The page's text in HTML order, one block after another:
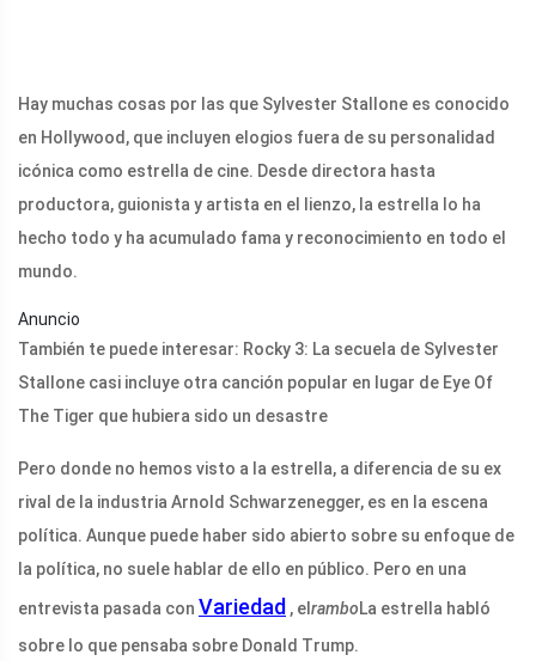
Hay muchas cosas por las que Sylvester Stallone es conocido
en Hollywood, que incluyen elogios fuera de su personalidad
icónica como estrella de cine. Desde directora hasta
productora, guionista y artista en el lienzo, la estrella lo ha
hecho todo y ha acumulado fama y reconocimiento en todo el
mundo.
Anuncio
También te puede interesar: Rocky 3: La secuela de Sylvester
Stallone casi incluye otra canción popular en lugar de Eye Of
The Tiger que hubiera sido un desastre
Pero donde no hemos visto a la estrella, a diferencia de su ex
rival de la industria Arnold Schwarzenegger, es en la escena
política. Aunque puede haber sido abierto sobre su enfoque de
la política, no suele hablar de ello en público. Pero en una
entrevista pasada con Variedad , el ramboLa estrella habló
sobre lo que pensaba sobre Donald Trump.